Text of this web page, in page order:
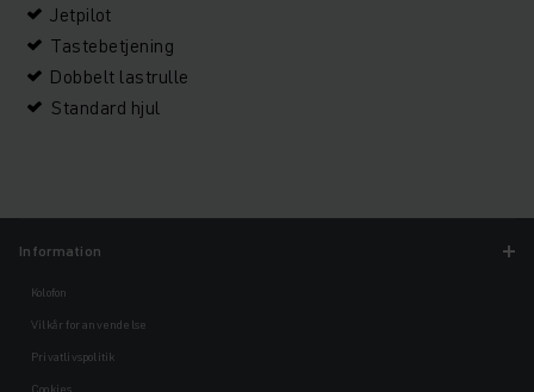
Jetpilot
Tastebetjening
Dobbelt lastrulle
Standard hjul
Information
Kolofon
Vilkår for anvendelse
Privatlivspolitik
Cookies